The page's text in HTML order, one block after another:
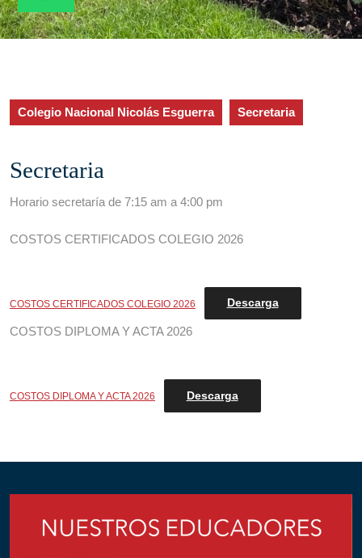
Colegio Nacional Nicolás Esguerra Secretaria
Secretaria
Horario secretaría de 7:15 am a 4:00 pm
COSTOS CERTIFICADOS COLEGIO 2026
COSTOS CERTIFICADOS COLEGIO 2026 Descarga
COSTOS DIPLOMA Y ACTA 2026
COSTOS DIPLOMA Y ACTA 2026 Descarga